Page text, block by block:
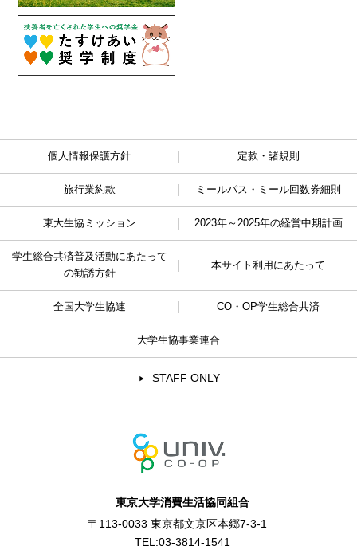
個人情報保護方針 定款・諸規則
旅行業約款 ミールパス・ミール回数券細則
東大生協ミッション 2023年～2025年の経営中期計画
学生総合共済普及活動にあたって
の勧誘方針
本サイト利用にあたって
全国大学生協連 CO・OP学生総合共済
大学生協事業連合
STAFF ONLY
東京大学消費生活協同組合
〒113-0033 東京都文京区本郷7-3-1
TEL:03-3814-1541